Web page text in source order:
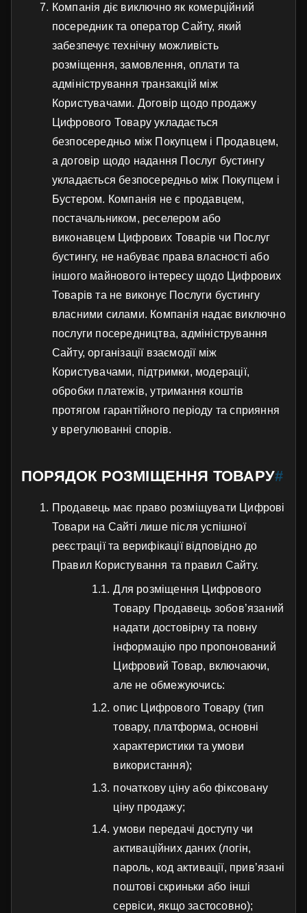
Компанія діє виключно як комерційний
посередник та оператор Сайту, який
забезпечує технічну можливість
розміщення, замовлення, оплати та
адміністрування транзакцій між
Користувачами. Договір щодо продажу
Цифрового Товару укладається
безпосередньо між Покупцем і Продавцем,
а договір щодо надання Послуг бустингу
укладається безпосередньо між Покупцем і
Бустером. Компанія не є продавцем,
постачальником, реселером або
виконавцем Цифрових Товарів чи Послуг
бустингу, не набуває права власності або
іншого майнового інтересу щодо Цифрових
Товарів та не виконує Послуги бустингу
власними силами. Компанія надає виключно
послуги посередництва, адміністрування
Сайту, організації взаємодії між
Користувачами, підтримки, модерації,
обробки платежів, утримання коштів
протягом гарантійного періоду та сприяння
у врегулюванні спорів.
ПОРЯДОК РОЗМІЩЕННЯ ТОВАРУ#
Продавець має право розміщувати Цифрові
Товари на Сайті лише після успішної
реєстрації та верифікації відповідно до
Правил Користування та правил Сайту.
Для розміщення Цифрового
Товару Продавець зобов’язаний
надати достовірну та повну
інформацію про пропонований
Цифровий Товар, включаючи,
але не обмежуючись:
опис Цифрового Товару (тип
товару, платформа, основні
характеристики та умови
використання);
початкову ціну або фіксовану
ціну продажу;
умови передачі доступу чи
активаційних даних (логін,
пароль, код активації, прив’язані
поштові скриньки або інші
сервіси, якщо застосовно);